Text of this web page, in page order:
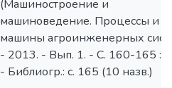
(Машиностроение и
машиноведение. Процессы и
машины агроинженерных
- 2013. - Вып. 1. - С. 160-165 :
- Библиогр.: с. 165 (10 назв.)